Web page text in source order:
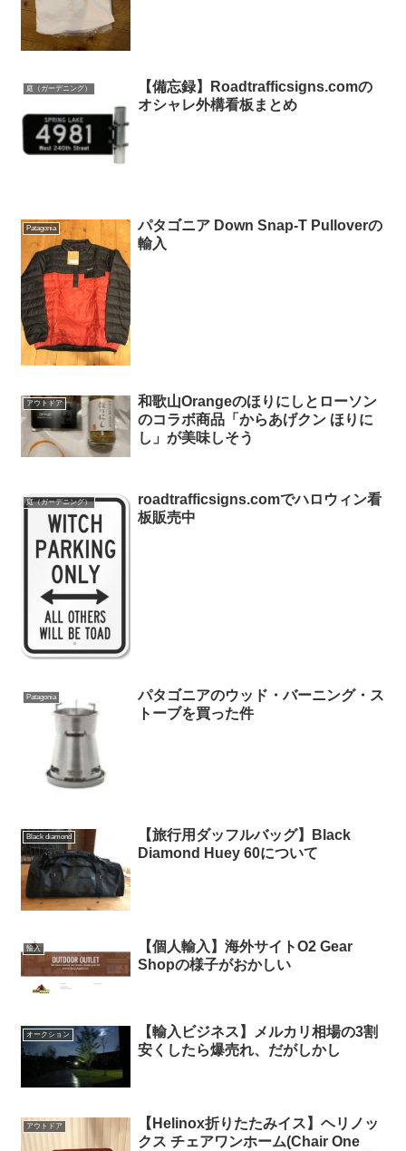
庭（ガーデニング）
【備忘録】Roadtrafficsigns.comの
オシャレ外構看板まとめ
Patagonia
パタゴニア Down Snap-T Pulloverの
輸入
アウトドア
和歌山Orangeのほりにしとローソン
のコラボ商品「からあげクン ほりに
し」が美味しそう
庭（ガーデニング）
roadtrafficsigns.comでハロウィン看
板販売中
Patagonia
パタゴニアのウッド・バーニング・ス
トーブを買った件
Black diamond
【旅行用ダッフルバッグ】Black
Diamond Huey 60について
輸入
【個人輸入】海外サイトO2 Gear
Shopの様子がおかしい
オークション
【輸入ビジネス】メルカリ相場の3割
安くしたら爆売れ、だがしかし
アウトドア
【Helinox折りたたみイス】ヘリノッ
クス チェアワンホーム(Chair One